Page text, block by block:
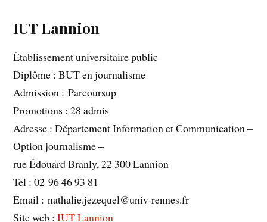
IUT Lannion
Établissement universitaire public
Diplôme : BUT en journalisme
Admission : Parcoursup
Promotions : 28 admis
Adresse : Département Information et Communication –
Option journalisme –
rue Édouard Branly, 22 300 Lannion
Tel : 02 96 46 93 81
Email : nathalie.jezequel@univ-rennes.fr
Site web :IUT Lannion